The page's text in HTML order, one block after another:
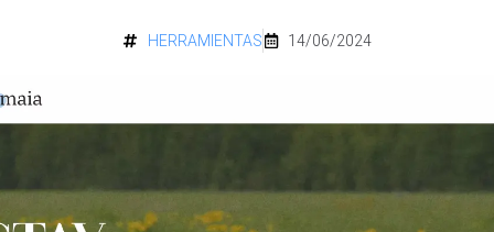
HERRAMIENTAS 14/06/2024